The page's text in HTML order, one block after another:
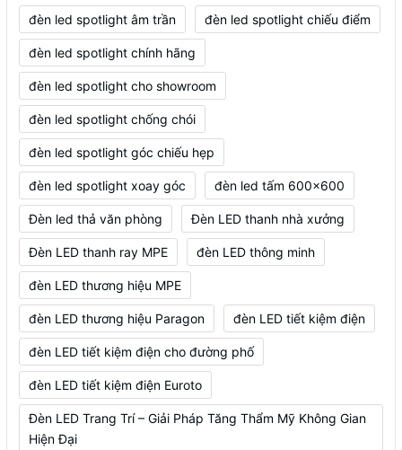
đèn led spotlight âm trần đèn led spotlight chiếu điểm
đèn led spotlight chính hãng
đèn led spotlight cho showroom
đèn led spotlight chống chói
đèn led spotlight góc chiếu hẹp
đèn led spotlight xoay góc đèn led tấm 600x600
Đèn led thả văn phòng Đèn LED thanh nhà xưởng
Đèn LED thanh ray MPE đèn LED thông minh
đèn LED thương hiệu MPE
đèn LED thương hiệu Paragon đèn LED tiết kiệm điện
đèn LED tiết kiệm điện cho đường phố
đèn LED tiết kiệm điện Euroto
Đèn LED Trang Trí – Giải Pháp Tăng Thẩm Mỹ Không Gian
Hiện Đại